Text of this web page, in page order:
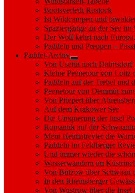
Bootsverleih Rostock
Ist Wildcampen und
Spaziergänge an der See
Der Wolf kehrt nach
Paddeln und Preppen –
Paddel-Archiv
Show
sub
menu
Von Userin nach Dalmsdorf
Kleine Peenetour von Loitz
Paddeln auf der Trebel und
Peenetour von Demmin
Von Priepert über
Auf dem Krakower See
Die Umquerung der Insel
Romantik auf der
Mein Heimatrevier die
Paddeln im Feldberger
Und immer wieder die
Wasserwandern im
Von Bützow über Schwaan
In den Rheinsberger
Von Wustrow über die Insel